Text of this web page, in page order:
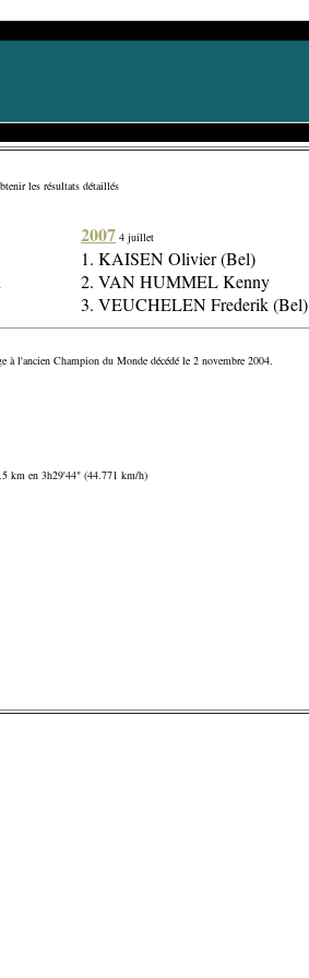
les résultats détaillés
2007 4 juillet
1. KAISEN Olivier (Bel)
2. VAN HUMMEL Kenny
3. VEUCHELEN Frederik (Bel)
à l'ancien Champion du Monde décédé le 2 novembre 2004.
km en 3h29'44" (44.771 km/h)